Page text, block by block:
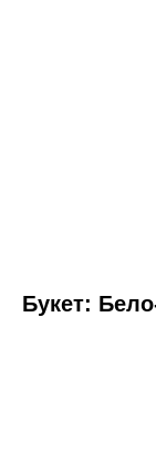
Букет: